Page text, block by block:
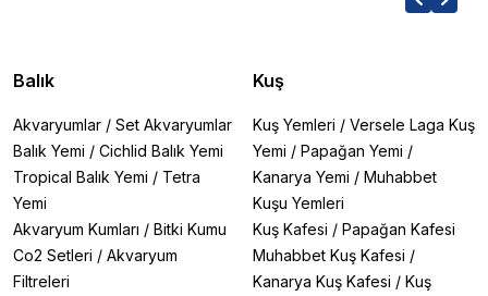
Balık
Akvaryumlar / Set Akvaryumlar
Balık Yemi / Cichlid Balık Yemi
Tropical Balık Yemi / Tetra
Yemi
Akvaryum Kumları / Bitki Kumu
Co2 Setleri / Akvaryum
Filtreleri
Kuş
Kuş Yemleri / Versele Laga Kuş
Yemi / Papağan Yemi /
Kanarya Yemi / Muhabbet
Kuşu Yemleri
Kuş Kafesi / Papağan Kafesi
Muhabbet Kuş Kafesi /
Kanarya Kuş Kafesi / Kuş